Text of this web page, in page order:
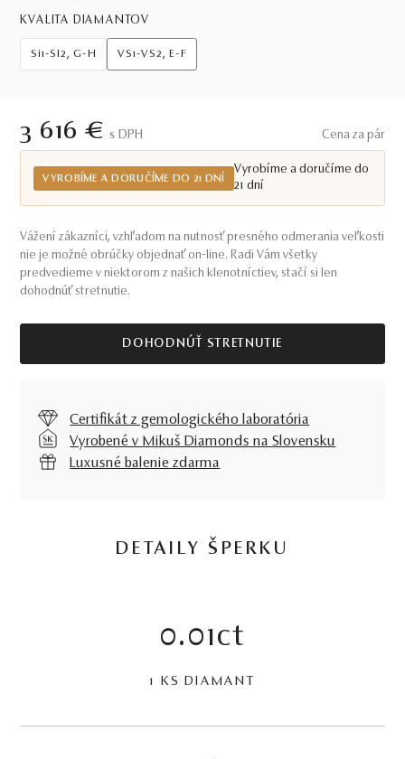
KVALITA DIAMANTOV
Si1-SI2, G-H VS1-VS2, E-F
3 616 € S DPH Cena za pár
VYROBÍME A DORUČÍME DO 21 DNÍ
Vyrobíme a doručíme do
21 dní
Vážení zákazníci, vzhľadom na nutnosť presného odmerania veľkosti
nie je možné obrúčky objednať on-line. Radi Vám všetky
predvedieme v niektorom z našich klenotníctiev, stačí si len
dohodnúť stretnutie.
DOHODNÚŤ STRETNUTIE
Certifikát z gemologického laboratória
Vyrobené v Mikuš Diamonds na Slovensku
Luxusné balenie zdarma
DETAILY ŠPERKU
0.01ct
1 KS DIAMANT